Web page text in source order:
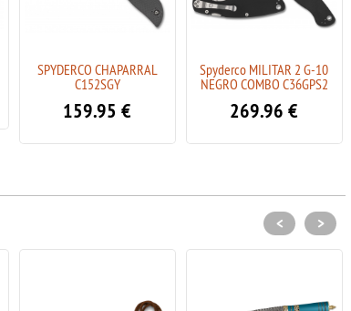
SPYDERCO CHAPARRAL
C152SGY
159.95 €
Spyderco MILITAR 2 G-10
NEGRO COMBO C36GPS2
269.96 €
< >